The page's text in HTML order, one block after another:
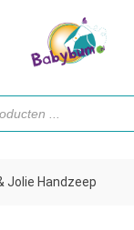
Jolie Handzeep